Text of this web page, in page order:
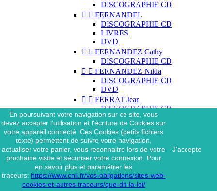
DISCOGRAPHIE CD
  FERNANDEL
DISCOGRAPHIE CD
LIVRES
DVD
  FERNANDEZ Cathy
DISCOGRAPHIE CD
  FERNANDEZ Nilda
DISCOGRAPHIE CD
DVD
  FERRAT Jean
DISCOGRAPHIE CD
DISCOGRAPHIE 45 TOURS
DISCOGRAPHIE 33 TOURS
DVD
MAGAZINE
  FERRAT Jean & SES
INTERPRÈTES
DISCOGRAPHIE CD
  FERRÉ Léo
En poursuivant votre navigation sur ce site, vous
devez accepter l’utilisation et l'écriture de Cookies sur
votre appareil connecté. Ces Cookies (petits fichiers
texte) permettent de suivre votre navigation,
actualiser votre panier, vous reconnaitre lors de votre
prochaine visite et sécuriser votre connexion. Pour
en savoir plus et paramétrer les
traceurs: https://www.cnil.fr/vos-obligations/sites-web-
cookies-et-autres-traceurs/que-dit-la-loi/
J'accepte